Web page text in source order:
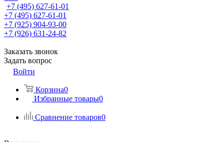
+7 (495) 627-61-01
+7 (495) 627-61-01
+7 (925) 904-93-00
+7 (926) 631-24-82
Заказать звонок
Задать вопрос
Войти
Корзина0
Избранные товары0
Сравнение товаров0